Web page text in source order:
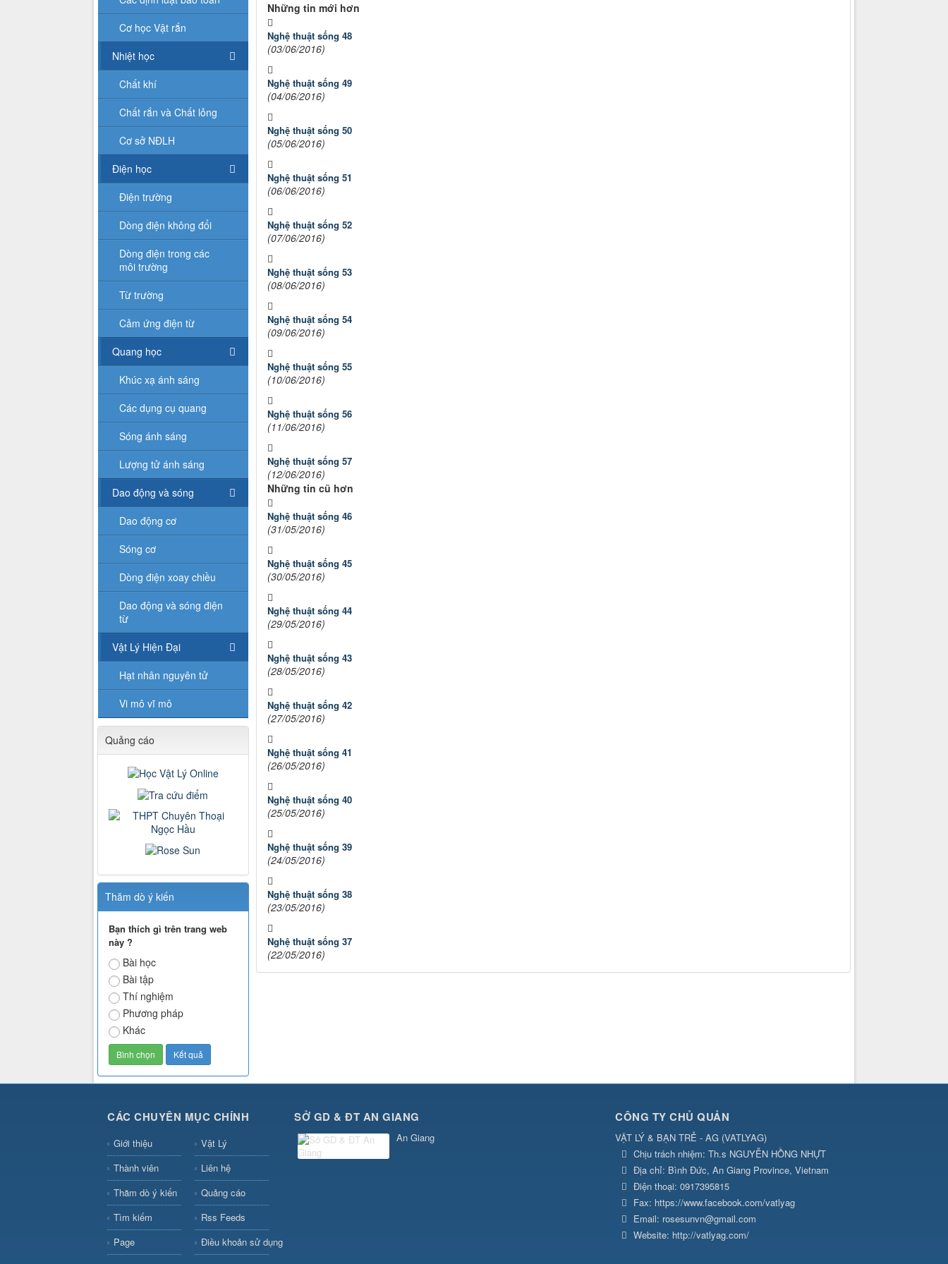
Những tin mới hơn
Nghệ thuật sống 48
(03/06/2016)
Nghệ thuật sống 49
(04/06/2016)
Nghệ thuật sống 50
(05/06/2016)
Nghệ thuật sống 51
(06/06/2016)
Nghệ thuật sống 52
(07/06/2016)
Nghệ thuật sống 53
(08/06/2016)
Nghệ thuật sống 54
(09/06/2016)
Nghệ thuật sống 55
(10/06/2016)
Nghệ thuật sống 56
(11/06/2016)
Nghệ thuật sống 57
(12/06/2016)
Những tin cũ hơn
Nghệ thuật sống 46
(31/05/2016)
Nghệ thuật sống 45
(30/05/2016)
Nghệ thuật sống 44
(29/05/2016)
Nghệ thuật sống 43
(28/05/2016)
Nghệ thuật sống 42
(27/05/2016)
Nghệ thuật sống 41
(26/05/2016)
Nghệ thuật sống 40
(25/05/2016)
Nghệ thuật sống 39
(24/05/2016)
Nghệ thuật sống 38
(23/05/2016)
Nghệ thuật sống 37
(22/05/2016)
Cơ học Vật rắn
Nhiệt học
Chất khí
Chất rắn và Chất lỏng
Cơ sở NĐLH
Điện học
Điện trường
Dòng điện không đổi
Dòng điện trong các
môi trường
Từ trường
Cảm ứng điện từ
Quang học
Khúc xạ ánh sáng
Các dụng cụ quang
Sóng ánh sáng
Lượng tử ánh sáng
Dao động và sóng
Dao động cơ
Sóng cơ
Dòng điện xoay chiều
Dao động và sóng điện
từ
Vật Lý Hiện Đại
Hạt nhân nguyên tử
Vi mô vĩ mô
Quảng cáo
Thăm dò ý kiến
Bạn thích gì trên trang web
này ?
Bài học
Bài tập
Thí nghiệm
Phương pháp
Khác
CÁC CHUYÊN MỤC CHÍNH
Giới thiệu
Vật Lý
Thành viên
Liên hệ
Thăm dò ý kiến
Quảng cáo
Tìm kiếm
Rss Feeds
Page
Điều khoản sử dụng
SỞ GD & ĐT AN GIANG
An Giang
CÔNG TY CHỦ QUẢN
VẬT LÝ & BẠN TRẺ - AG (VATLYAG)
Chịu trách nhiệm: Th.s NGUYỄN HỒNG NHỰT
Địa chỉ: Bình Đức, An Giang Province, Vietnam
Điện thoại: 0917395815
Fax: https://www.facebook.com/vatlyag
Email: rosesunvn@gmail.com
Website: http://vatlyag.com/